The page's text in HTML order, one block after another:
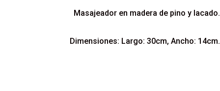
Masajeador en madera de pino y lacado.
Dimensiones: Largo: 30cm, Ancho: 14cm.